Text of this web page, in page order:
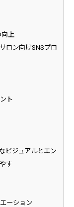
上
ロン向けSNSプロ
ト
ビジュアルとエン
す
ーション